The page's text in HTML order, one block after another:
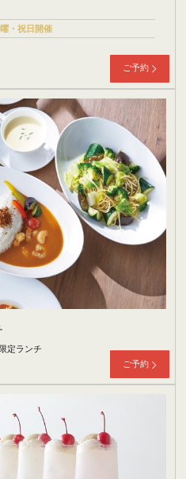
・祝日開催
ご予約
定ランチ
ご予約